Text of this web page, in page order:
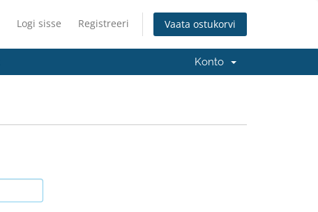
Logi sisse Registreeri Vaata ostukorvi
Konto